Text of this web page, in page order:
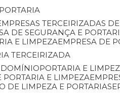
EMPRESAS TERCEIRIZADAS
DE SEGURANÇA E
E LIMPEZA EMPRESA DE
TERCEIRIZADA
PORTARIA E
PORTARIA E LIMPEZA
DE LIMPEZA E PORTARIA